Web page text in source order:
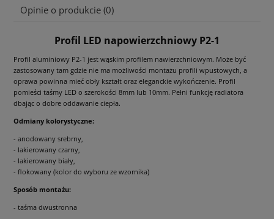
Opinie o produkcie (0)
Profil LED napowierzchniowy P2-1
Profil aluminiowy P2-1 jest wąskim profilem nawierzchniowym. Może być
zastosowany tam gdzie nie ma możliwości montażu profili wpustowych, a
oprawa powinna mieć obły kształt oraz eleganckie wykończenie. Profil
pomieści taśmy LED o szerokości 8mm lub 10mm. Pełni funkcję radiatora
dbając o dobre oddawanie ciepła.
Odmiany kolorystyczne:
- anodowany srebrny,
- lakierowany czarny,
- lakierowany biały,
- flokowany (kolor do wyboru ze wzornika)
Sposób montażu:
- taśma dwustronna